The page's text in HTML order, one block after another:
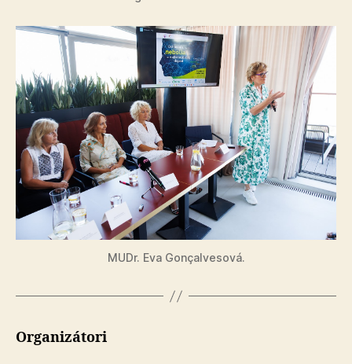
MUDr. Eva Gonçalvesová.
Organizátori